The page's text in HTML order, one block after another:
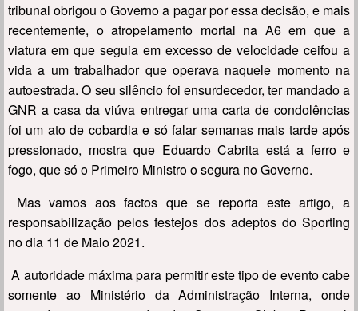
tribunal obrigou o Governo a pagar por essa decisão, e mais
recentemente, o atropelamento mortal na A6 em que a
viatura em que seguia em excesso de velocidade ceifou a
vida a um trabalhador que operava naquele momento na
autoestrada. O seu silêncio foi ensurdecedor, ter mandado a
GNR a casa da viúva entregar uma carta de condolências
foi um ato de cobardia e só falar semanas mais tarde após
pressionado, mostra que Eduardo Cabrita está a ferro e
fogo, que só o Primeiro Ministro o segura no Governo.
Mas vamos aos factos que se reporta este artigo, a
responsabilização pelos festejos dos adeptos do Sporting
no dia 11 de Maio 2021.
A autoridade máxima para permitir este tipo de evento cabe
somente ao Ministério da Administração Interna, onde